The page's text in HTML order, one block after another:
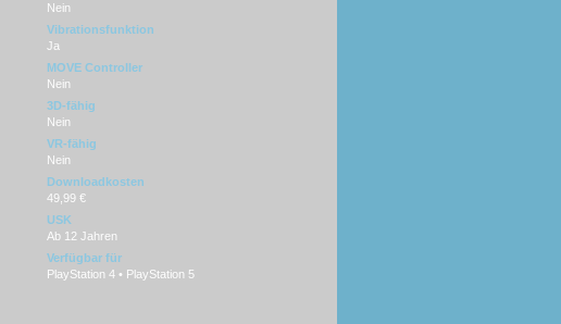
Nein
Vibrationsfunktion
Ja
MOVE Controller
Nein
3D-fähig
Nein
VR-fähig
Nein
Downloadkosten
49,99 €
USK
Ab 12 Jahren
Verfügbar für
PlayStation 4 • PlayStation 5